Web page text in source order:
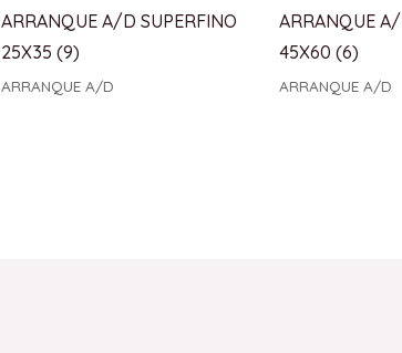
ARRANQUE A/D SUPERFINO
25X35 (9)
ARRANQUE A/D
ARRANQUE
45X60 (6)
ARRANQUE A/D